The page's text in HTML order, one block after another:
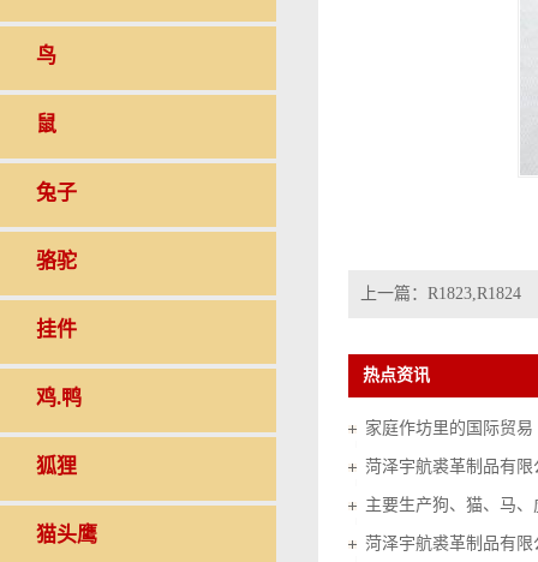
鸟
鼠
兔子
骆驼
挂件
鸡.鸭
狐狸
猫头鹰
上一篇： R1823,R1824
热点资讯
家庭作坊里的国际贸易
菏泽宇航裘革制品有
菏泽宇航裘革制品有限